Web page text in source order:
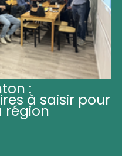
:
à saisir pour
région